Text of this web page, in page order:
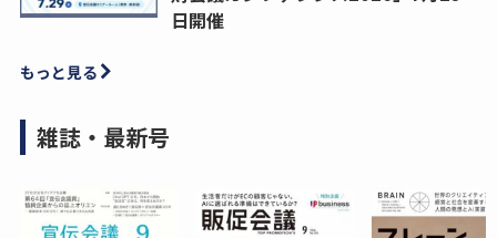
日開催
もっと見る
雑誌・最新号